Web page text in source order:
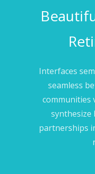
Interfaces
seamless
communities
synthesize
partnerships